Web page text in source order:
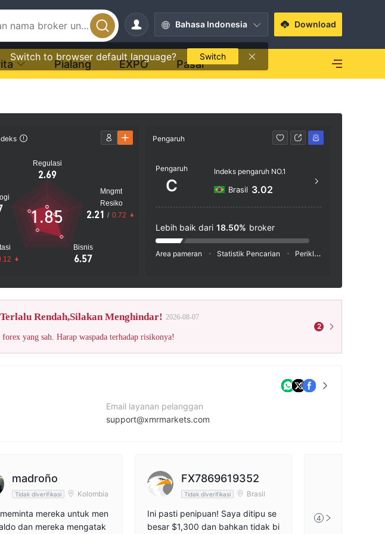
Bahasa Indonesia
Switch to browser default language? Switch
Download
Pialang EXPO Pasar
Regulasi
2.69
Bisnis
6.57
Mngmt
Resiko
2.21 / 0.72
1.85
Pengaruh
Pengaruh
C
Indeks pengaruh NO.1
Brasil 3.02
Lebih baik dari 18.50% broker
Area pameran Statistik Pencarian Periklanan
Rendah,Silakan Menghindar! 2026-08-07
yang sah. Harap waspada terhadap risikonya!
2
Email layanan pelanggan
support@xmrmarkets.com
Alamat perusahaan
madroño
Tidak diverifikasi Kolombia
mereka untuk men
dan mereka mengatak
FX7869619352
Tidak diverifikasi Brasil
Ini pasti penipuan! Saya ditipu se
besar $1,300 dan bahkan tidak bi
4